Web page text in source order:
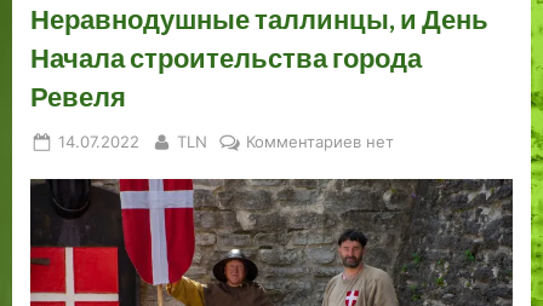
Неравнодушные таллинцы, и День
Начала строительства города
Ревеля
Posted
14.07.2022 By
TLN Комментариевк
Неравнодушные
таллинцы,
и
День
Начала
нет